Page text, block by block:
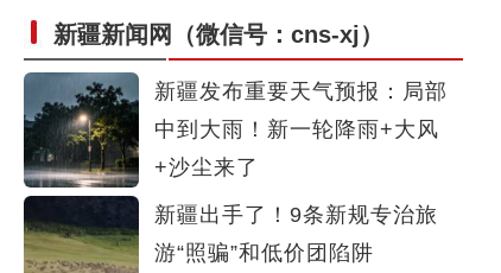
新疆新闻网 （微信号：cns-xj）
新疆发布重要天气预报：局部
中到大雨！新一轮降雨+大风
+沙尘来了
新疆出手了！9条新规专治旅
游“照骗”和低价团陷阱